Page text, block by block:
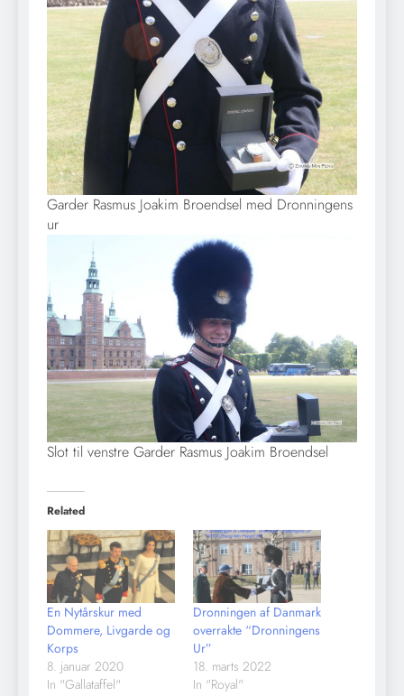
Garder Rasmus Joakim Broendsel med Dronningens
ur
Slot til venstre Garder Rasmus Joakim Broendsel
Related
En Nytårskur med
Dommere, Livgarde og
Korps
8. januar 2020
In "Gallataffel"
Dronningen af Danmark
overrakte “Dronningens
Ur”
18. marts 2022
In "Royal"